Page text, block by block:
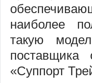
наиболее
такую
поставщика
«Суппорт